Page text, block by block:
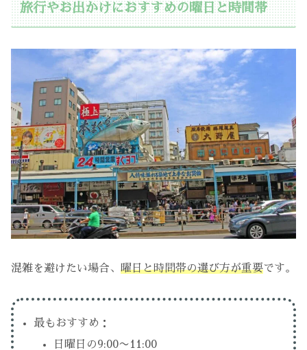
旅行やお出かけにおすすめの曜日と時間帯
混雑を避けたい場合、 曜日と時間帯の選び方が重要です。
最もおすすめ：
日曜日の9:00〜11:00